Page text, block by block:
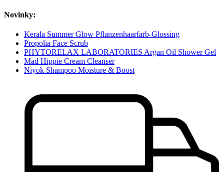
Novinky:
Kerala Summer Glow Pflanzenhaarfarb-Glossing
Propolia Face Scrub
PHYTORELAX LABORATORIES Argan Oil Shower Gel
Mad Hippie Cream Cleanser
Niyok Shampoo Moisture & Boost